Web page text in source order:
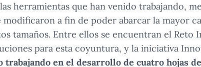
herramientas que han venido trabajando,
modificaron a fin de poder abarcar la mayor
tamaños. Entre ellos se encuentran el Reto
para esta coyuntura, y la iniciativa
trabajando en el desarrollo de cuatro hojas